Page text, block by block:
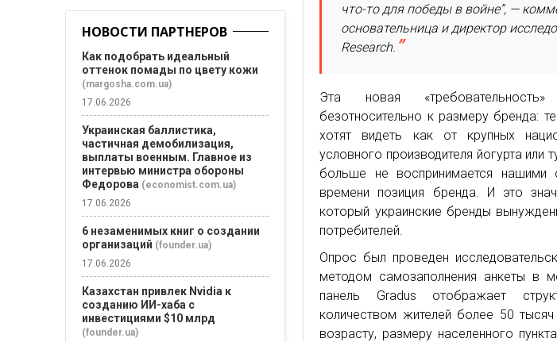
что-то для победы в войне”, —
основательница и директор
Research.
Эта новая «требовательность»
безотносительно к размеру бренда:
хотят видеть как от крупных
условного производителя йогурта или
больше не воспринимается нашими
времени позиция бренда. И это
который украинские бренды
потребителей.
Опрос был проведен
методом самозаполнения анкеты в
панель Gradus отображает
количеством жителей более 50
возрасту, размеру населенного
НОВОСТИ ПАРТНЕРОВ
Как подобрать идеальный
оттенок помады по цвету кожи
(margosha.com.ua)
17.06.2026
Украинская баллистика,
частичная демобилизация,
выплаты военным. Главное из
интервью министра обороны
Федорова (economist.com.ua)
17.06.2026
6 незаменимых книг о создании
организаций (founder.ua)
17.06.2026
Казахстан привлек Nvidia к
созданию ИИ-хаба с
инвестициями $10 млрд
(founder.ua)